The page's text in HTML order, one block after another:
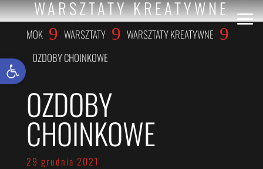
WARSZTATY KREATYWNE
MOK 9 WARSZTATY 9 WARSZTATY KREATYWNE 9
OZDOBY CHOINKOWE
OZDOBY
CHOINKOWE
29 grudnia 2021
Otwórz pasek narzędzi